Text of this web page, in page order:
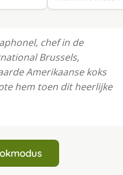
chef in de
Brussels,
Amerikaanse koks
hem toen dit heerlijke